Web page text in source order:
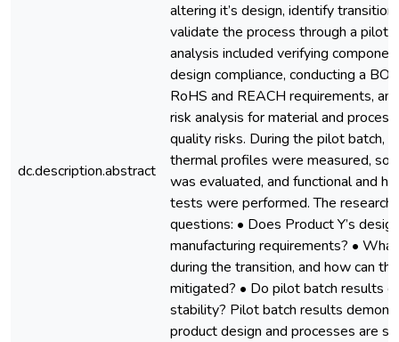
dc.description.abstract
altering it’s design, identify transition
validate the process through a pilot
analysis included verifying
design compliance, conducting a
RoHS and REACH requirements,
risk analysis for material and
quality risks. During the pilot batch,
thermal profiles were measured,
was evaluated, and functional and
tests were performed. The research
questions: • Does Product Y’s
manufacturing requirements? •
during the transition, and how can
mitigated? • Do pilot batch results
stability? Pilot batch results
product design and processes are